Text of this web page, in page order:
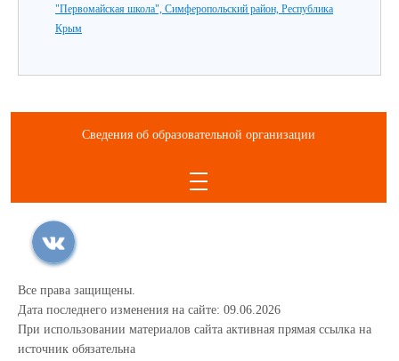
"Первомайская школа", Симферопольский район, Республика
Крым
Сведения об образовательной организации
Все права защищены.
Дата последнего изменения на сайте: 09.06.2026
При использовании материалов сайта активная прямая ссылка на
источник обязательна